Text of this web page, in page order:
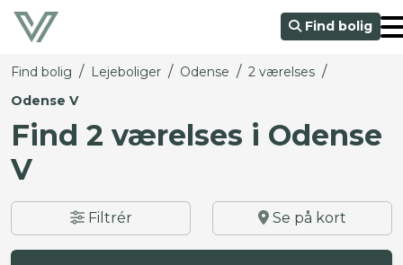
Find bolig
Find bolig / Lejeboliger / Odense / 2 værelses /
Odense V
Find 2 værelses i Odense
V
Filtrér Se på kort